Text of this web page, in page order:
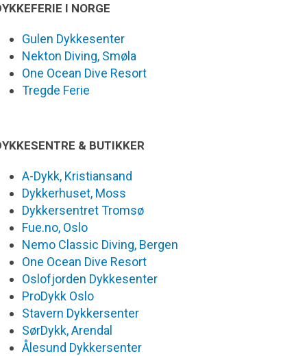
I NORGE
Gulen Dykkesenter
Nekton Diving, Smøla
One Ocean Dive Resort
Tregde Ferie
& BUTIKKER
A-Dykk, Kristiansand
Dykkerhuset, Moss
Dykkersentret Tromsø
Fue.no, Oslo
Nemo Classic Diving, Bergen
One Ocean Dive Resort
Oslofjorden Dykkesenter
ProDykk Oslo
Stavern Dykkersenter
SørDykk, Arendal
Ålesund Dykkersenter